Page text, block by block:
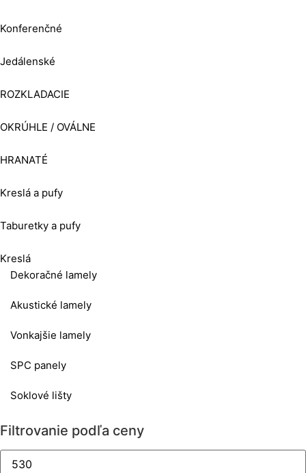
Konferenčné
Jedálenské
ROZKLADACIE
OKRÚHLE / OVÁLNE
HRANATÉ
Kreslá a pufy
Taburetky a pufy
Kreslá
Dekoračné lamely
Akustické lamely
Vonkajšie lamely
SPC panely
Soklové lišty
Filtrovanie podľa ceny
Minimálna
cena